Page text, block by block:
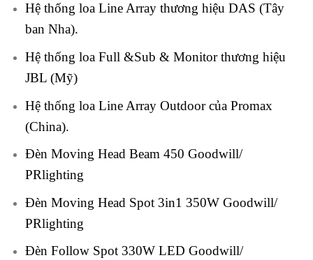
Hệ thống loa Line Array thương hiệu DAS (Tây
ban Nha).
Hệ thống loa Full &Sub & Monitor thương hiệu
JBL (Mỹ)
Hệ thống loa Line Array Outdoor của Promax
(China).
Đèn Moving Head Beam 450 Goodwill/
PRlighting
Đèn Moving Head Spot 3in1 350W Goodwill/
PRlighting
Đèn Follow Spot 330W LED Goodwill/